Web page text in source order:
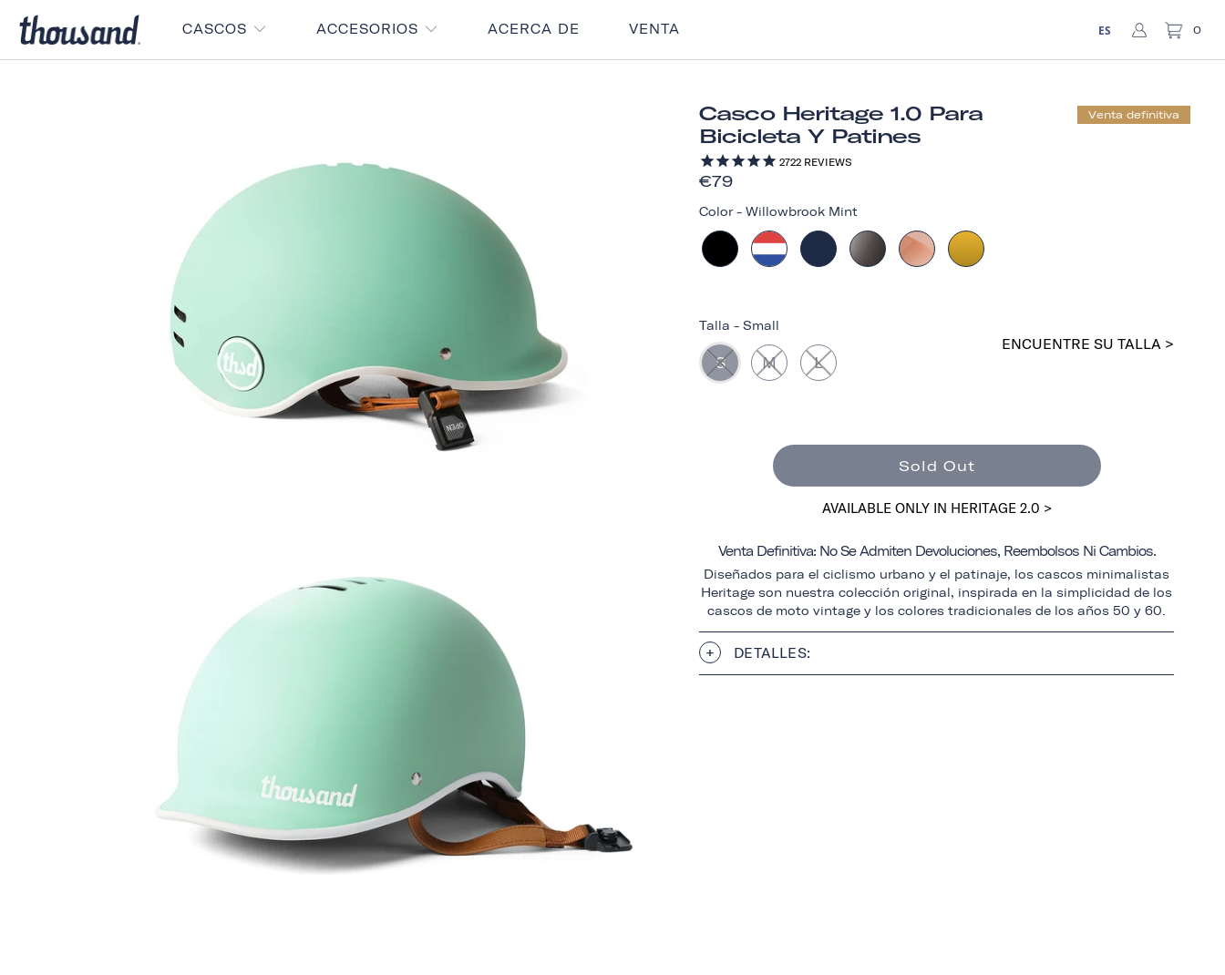
CASCOS ACCESORIOS ACERCA DE VENTA ES 0
Venta definitiva
Casco Heritage 1.0 Para
Bicicleta Y Patines
2722 REVIEWS
€79
Color - Willowbrook Mint
Talla - Small
S M L
ENCUENTRE SU TALLA >
Sold Out
AVAILABLE ONLY IN HERITAGE 2.0 >
Venta Definitiva: No Se Admiten Devoluciones, Reembolsos Ni Cambios.
Diseñados para el ciclismo urbano y el patinaje, los cascos minimalistas
Heritage son nuestra colección original, inspirada en la simplicidad de los
cascos de moto vintage y los colores tradicionales de los años 50 y 60.
DETALLES: